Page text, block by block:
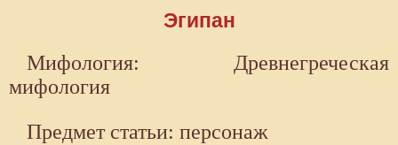
Эгипан
Мифология: Древнегреческая
мифология
Предмет статьи: персонаж